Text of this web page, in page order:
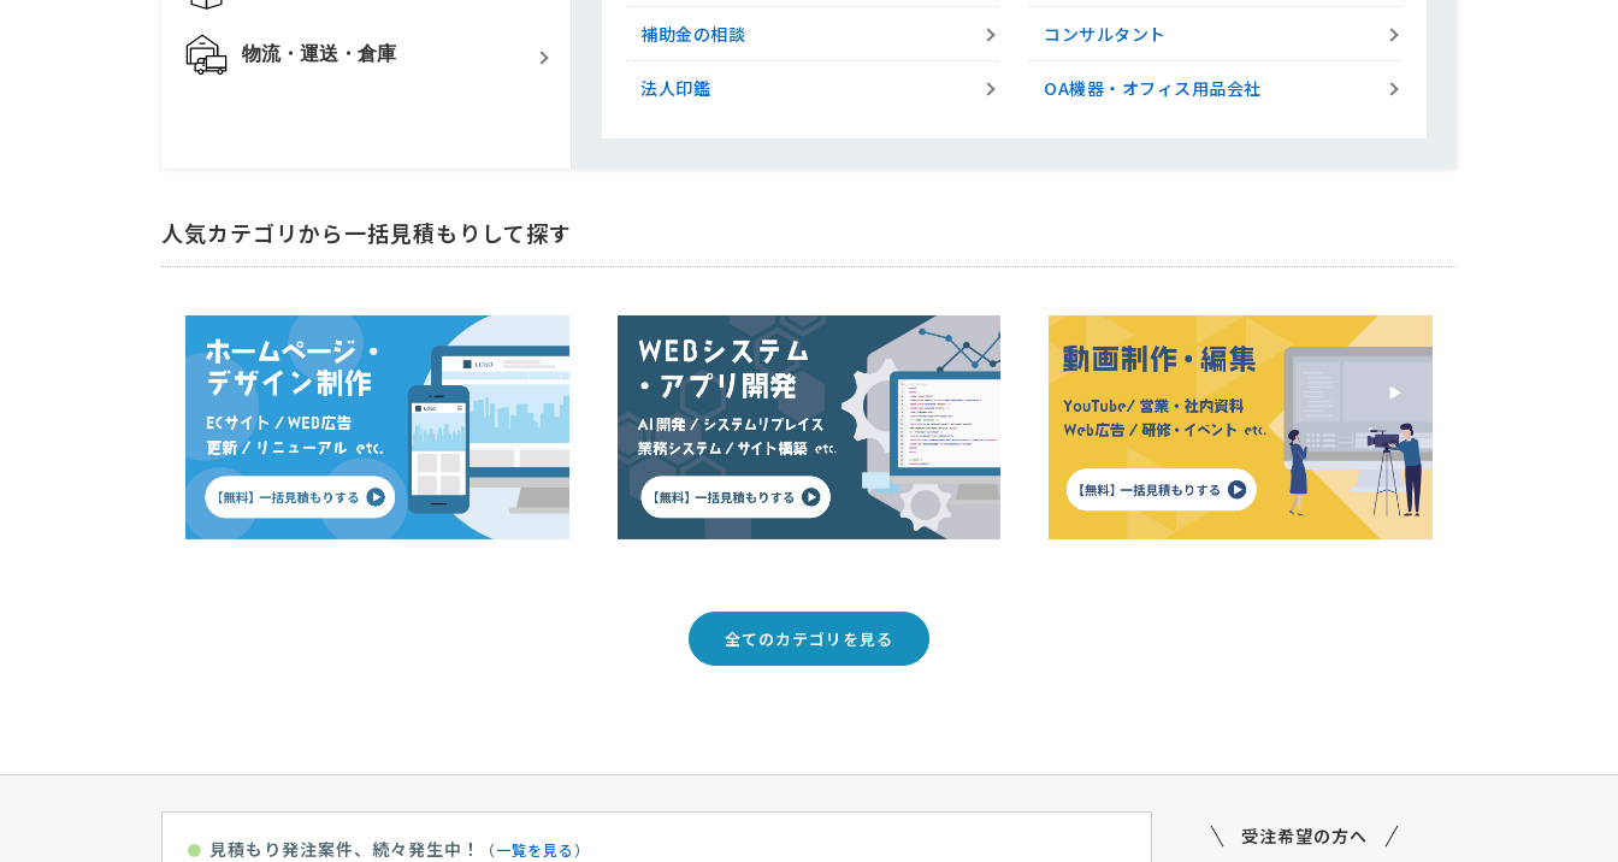
物流・運送・倉庫
補助金の相談
法人印鑑
コンサルタント
OA機器・オフィス用品会社
人気カテゴリから一括見積もりして探す
全てのカテゴリを見る
● 見積もり発注案件、続々発生中！ （一覧を見る ）
【倉庫型店舗の空調工事相談】の見積り 相談して決めたい 千葉県
司法書士への相談・問合せ 相談して決めたい 群馬県
【ISO9001・ISO14001】ISO認証コンサルティングの相談 相談して決めたい
スマホアプリ開発の見積もり依頼 相談して決めたい 大阪府
【大学独自発行のスポーツ新聞の編集・デザイン】の見積もり依頼 相談して決めたい
運送・配送・輸送の見積もり依頼
受注希望の方へ